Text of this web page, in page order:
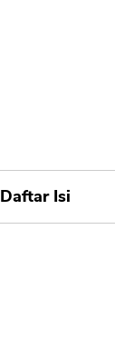
Daftar Isi